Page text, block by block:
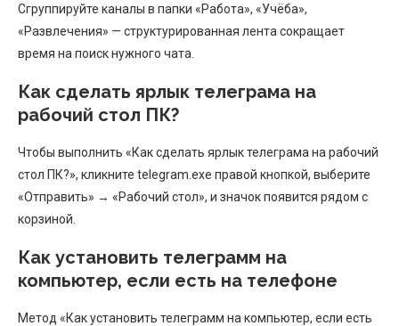
Сгруппируйте каналы в папки «Работа», «Учёба»,
«Развлечения» — структурированная лента сокращает
время на поиск нужного чата.
Как сделать ярлык телеграма на
рабочий стол ПК?
Чтобы выполнить «Как сделать ярлык телеграма на рабочий
стол ПК?», кликните telegram.exe правой кнопкой, выберите
«Отправить» → «Рабочий стол», и значок появится рядом с
корзиной.
Как установить телеграмм на
компьютер, если есть на телефоне
Метод «Как установить телеграмм на компьютер, если есть